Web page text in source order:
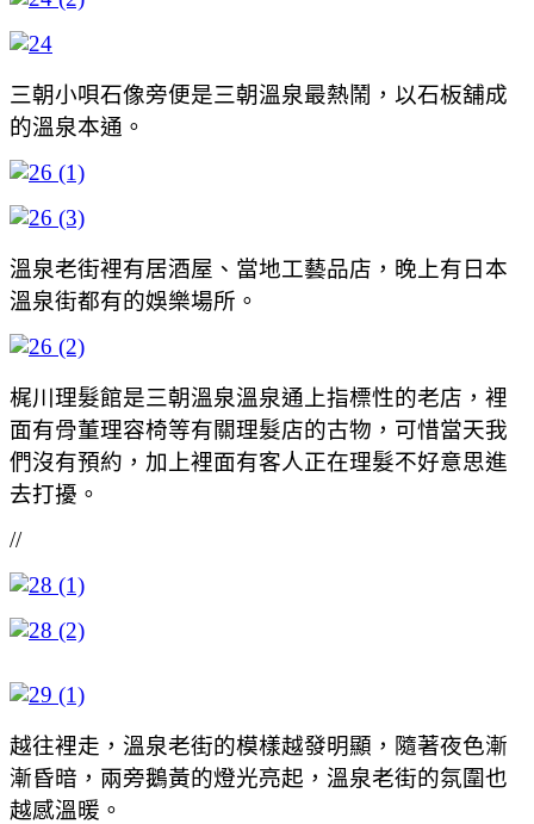
三朝小唄石像旁便是三朝溫泉最熱鬧，以石板舖成
的溫泉本通。
溫泉老街裡有居酒屋、當地工藝品店，晚上有日本
溫泉街都有的娛樂場所。
梶川理髮館是三朝溫泉溫泉通上指標性的老店，裡
面有骨董理容椅等有關理髮店的古物，可惜當天我
們沒有預約，加上裡面有客人正在理髮不好意思進
去打擾。
//
越往裡走，溫泉老街的模樣越發明顯，隨著夜色漸
漸昏暗，兩旁鵝黃的燈光亮起，溫泉老街的氛圍也
越感溫暖。